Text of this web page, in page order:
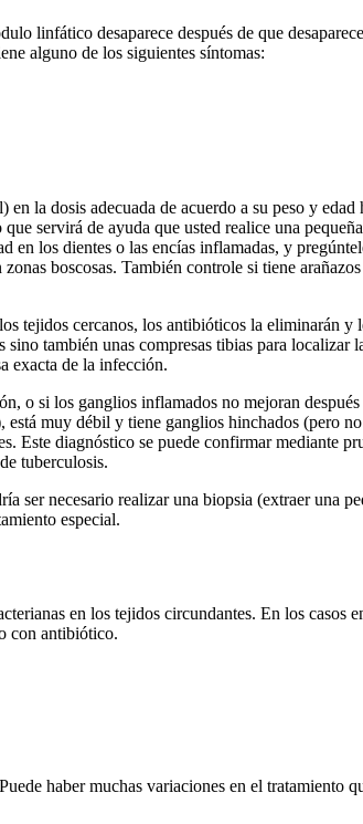
linfático desaparece después de que
alguno de los siguientes síntomas:
la dosis adecuada de acuerdo a su peso y edad
servirá de ayuda que usted realice una
los dientes o las encías inflamadas, y
boscosas. También controle si tiene
tejidos cercanos, los antibióticos la eliminarán
también unas compresas tibias para
exacta de la infección.
o si los ganglios inflamados no mejoran
muy débil y tiene ganglios hinchados (pero
Este diagnóstico se puede confirmar mediante
tuberculosis.
ser necesario realizar una biopsia (extraer una
especial.
en los tejidos circundantes. En los casos
con antibiótico.
haber muchas variaciones en el tratamiento